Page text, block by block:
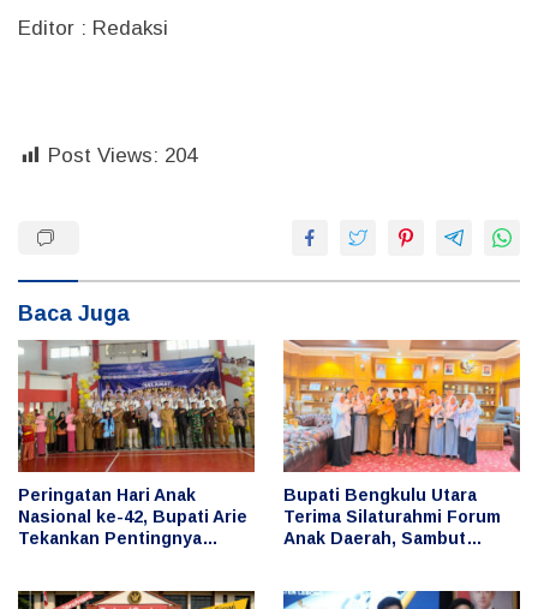
Editor : Redaksi
Post Views: 204
Baca Juga
Peringatan Hari Anak
Nasional ke-42, Bupati Arie
Tekankan Pentingnya
Bupati Bengkulu Utara
Terima Silaturahmi Forum
Anak Daerah, Sambut